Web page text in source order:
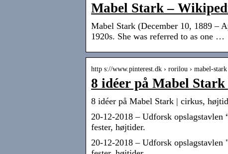
Mabel Stark –
Mabel Stark (December 10, 1889 –
1920s. She was referred to as one …
http s://www.pinterest.dk › rorilou › mabel-stark
8 idéer på Mabel
8 idéer på Mabel Stark | cirkus,
20-12-2018 – Udforsk
fester, højtider.
20-12-2018 – Udforsk